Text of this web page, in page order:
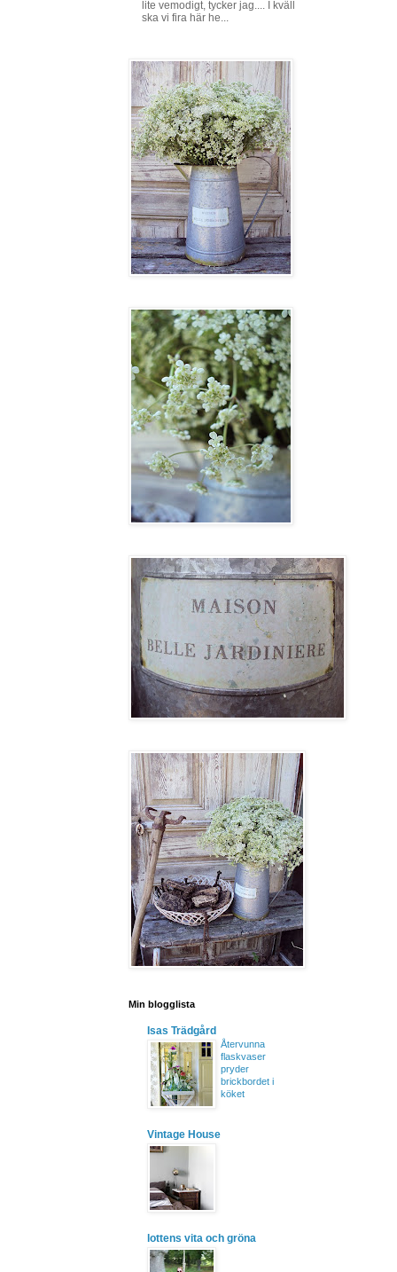
lite vemodigt, tycker jag.... I kväll
ska vi fira här he...
Min blogglista
Isas Trädgård
Återvunna
flaskvaser
pryder
brickbordet i
köket
Vintage House
lottens vita och gröna